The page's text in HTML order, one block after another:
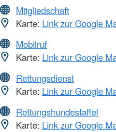
Mitgliedschaft
Karte: Link zur Google
Mobilruf
Karte: Link zur Google
Rettungsdienst
Karte: Link zur Google
Rettungshundestaffel
Karte: Link zur Google